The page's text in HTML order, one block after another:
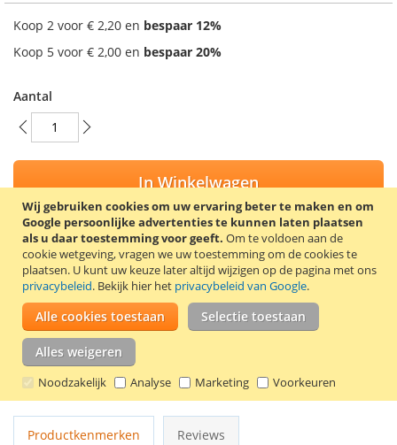
Wij gebruiken cookies om uw ervaring beter te maken en om
Google persoonlijke advertenties te kunnen laten plaatsen
als u daar toestemming voor geeft. Om te voldoen aan de
cookie wetgeving, vragen we uw toestemming om de cookies te
plaatsen. U kunt uw keuze later altijd wijzigen op de pagina met ons
privacybeleid. Bekijk hier het privacybeleid van Google.
Alle cookies toestaan Selectie toestaan
Alles weigeren
Noodzakelijk Analyse Marketing Voorkeuren
Koop 2 voor € 2,20 en bespaar 12%
Koop 5 voor € 2,00 en bespaar 20%
Aantal
In Winkelwagen
VOEG TOE AAN VERLANGLIJST
TOEVOEGEN OM TE VERGELIJKEN
Het foamtape is dubbelzijdig en heeft een breedte van 12
mm, een dikte van 1 mm en een lengte van 2 meter.
Foamtape is geschikt voor scrapbooking en het maken van
kaarten.
Productkenmerken Reviews